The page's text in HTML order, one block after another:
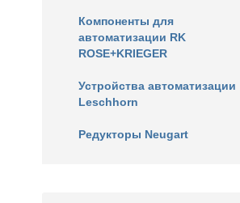
Компоненты для
автоматизации RK
ROSE+KRIEGER
Устройства автоматизации
Leschhorn
Редукторы Neugart